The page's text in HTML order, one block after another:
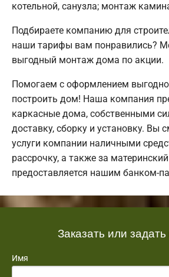
котельной, санузла; монтаж
Подбираете компанию для
наши тарифы вам понравились?
выгодный монтаж дома по акции.
Помогаем с оформлением
построить дом! Наша компания
каркасные дома, собственными
доставку, сборку и установку. Вы
услуги компании наличными
рассрочку, а также за
предоставляется нашим банком-
Заказать или
Имя